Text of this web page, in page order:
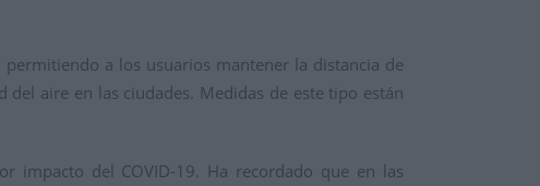
a los usuarios mantener la distancia de
aire en las ciudades. Medidas de este tipo están
impacto del COVID-19. Ha recordado que en las